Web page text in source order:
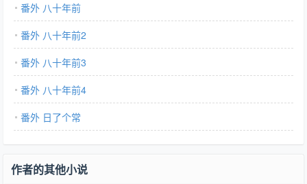
番外 八十年前
番外 八十年前2
番外 八十年前3
番外 八十年前4
番外 日了个常
作者的其他小说